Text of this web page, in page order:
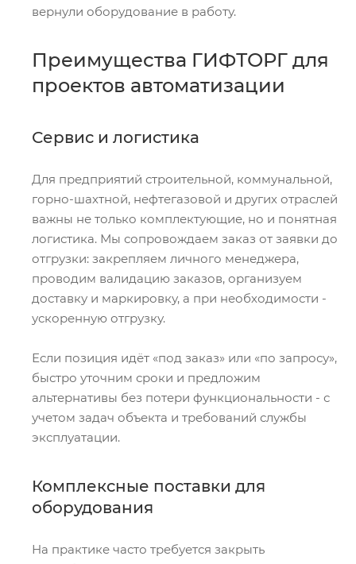
вернули оборудование в работу.
Преимущества ГИФТОРГ для
проектов автоматизации
Сервис и логистика
Для предприятий строительной, коммунальной,
горно-шахтной, нефтегазовой и других отраслей
важны не только комплектующие, но и понятная
логистика. Мы сопровождаем заказ от заявки до
отгрузки: закрепляем личного менеджера,
проводим валидацию заказов, организуем
доставку и маркировку, а при необходимости -
ускоренную отгрузку.
Если позиция идёт «под заказ» или «по запросу»,
быстро уточним сроки и предложим
альтернативы без потери функциональности - с
учетом задач объекта и требований службы
эксплуатации.
Комплексные поставки для
оборудования
На практике часто требуется закрыть